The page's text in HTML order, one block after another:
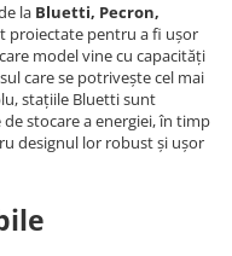
la Bluetti, Pecron,
proiectate pentru a fi ușor
model vine cu capacități
care se potrivește cel mai
stațiile Bluetti sunt
stocare a energiei, în timp
designul lor robust și ușor